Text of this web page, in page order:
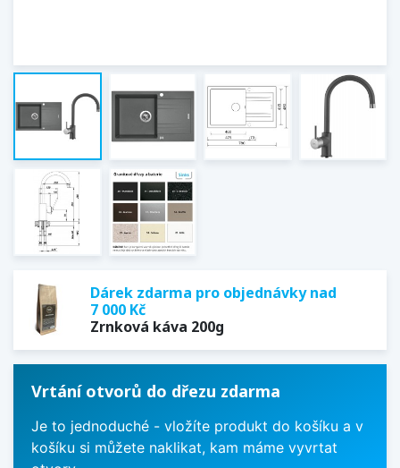
Dárek zdarma pro objednávky nad
7 000 Kč
Zrnková káva 200g
Vrtání otvorů do dřezu zdarma
Je to jednoduché - vložíte produkt do košíku a v
košíku si můžete naklikat, kam máme vyvrtat